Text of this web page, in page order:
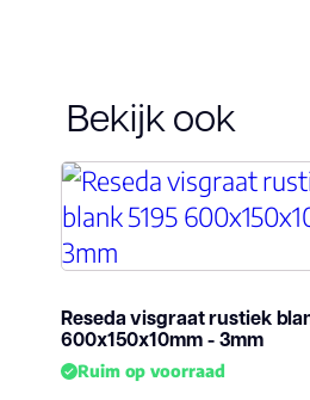
Bekijk ook
Reseda visgraat rustiek
600x150x10mm - 3mm
Ruim op voorraad